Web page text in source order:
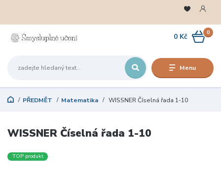
Menu
0
0 Kč
PŘEDMĚT Matematika WISSNER Číselná řada 1-10
WISSNER Číselná řada 1-10
TOP produkt